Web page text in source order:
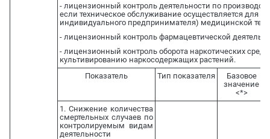
- лицензионный контроль деятельности по
если техническое обслуживание осуществляется для
индивидуального предпринимателя) медицинской
- лицензионный контроль фармацевтической
- лицензионный контроль оборота наркотических
культивированию наркосодержащих растений.
Показатель
Тип показателя
Базовое
значение
<*>
1. Снижение количества
смертельных случаев по
контролируемым видам
деятельности